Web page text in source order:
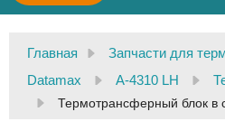
Главная
Запчасти для
Datamax
A-4310 LH
Термотрансферный блок в